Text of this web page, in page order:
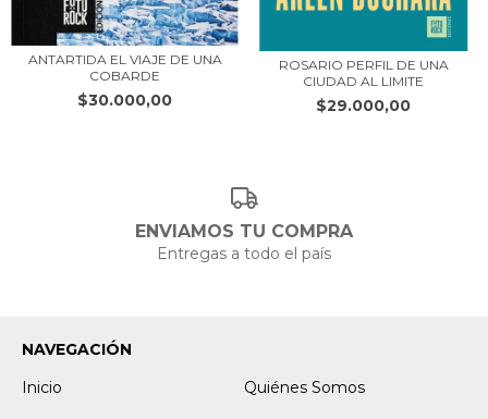
ANTARTIDA EL VIAJE DE UNA
COBARDE
$30.000,00
ROSARIO PERFIL DE UNA
CIUDAD AL LIMITE
$29.000,00
ENVIAMOS TU COMPRA
Entregas a todo el país
NAVEGACIÓN
Inicio
Quiénes Somos